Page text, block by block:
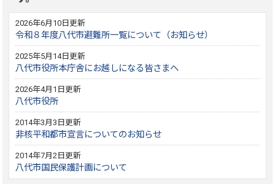
2026年6月10日更新
令和８年度八代市避難所一覧について（お知らせ）
2025年5月14日更新
八代市役所本庁舎にお越しになる皆さまへ
2026年4月1日更新
八代市役所
2014年3月3日更新
非核平和都市宣言についてのお知らせ
2014年7月2日更新
八代市国民保護計画について